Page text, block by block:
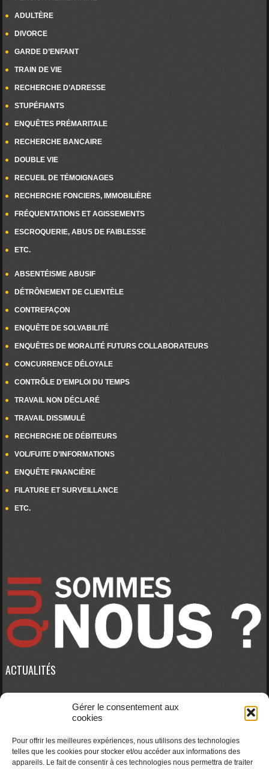
Gérer le consentement aux
cookies
Pour offrir les meilleures expériences, nous utilisons des technologies
telles que les cookies pour stocker et/ou accéder aux informations des
appareils. Le fait de consentir à ces technologies nous permettra de traiter
ADULTÈRE
DIVORCE
GARDE D’ENFANT
TRAIN DE VIE
RECHERCHE D’ADRESSE
STUPÉFIANTS
ENQUÊTES PRÉMARITALE
RECHERCHE BANCAIRE
DOUBLE VIE
RECUEIL DE TÉMOIGNAGES
RECHERCHE FONCIERS, IMMOBILIÈRE
FRÉQUENTATIONS ET AGISSEMENTS
ESCROQUERIE, ABUS DE FAIBLESSE
ETC.
ABSENTÉISME ABUSIF
DÉTRÔNEMENT DE CLIENTÈLE
CONTREFAÇON
ENQUÊTE DE SOLVABILITÉ
ENQUÊTES DE MORALITÉ FUTURS COLLABORATEURS
CONCURRENCE DÉLOYALE
CONTRÔLE D’EMPLOI DU TEMPS
TRAVAIL NON DÉCLARÉ
TRAVAIL DISSIMULÉ
RECHERCHE DE DÉBITEURS
VOL/FUITE D’INFORMATIONS
ENQUÊTE FINANCIÈRE
FILATURE ET SURVEILLANCE
ETC.
ACTUALITÉS
WP HTTP Error: cURL error 28: Connection timed out after 10001